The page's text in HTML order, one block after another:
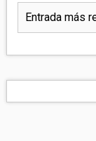
Entrada más